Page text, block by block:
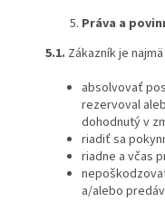
Práva a
5.1. Zákazník je
absolvovať
rezervoval
dohodnutý v
riadiť sa
riadne a včas
a/alebo